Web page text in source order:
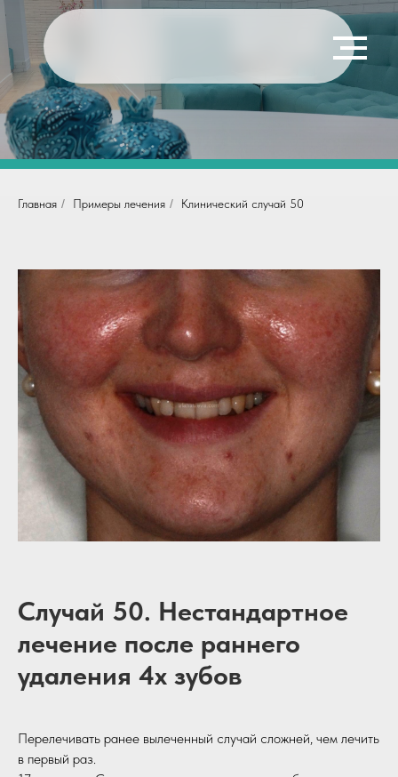
Главная / Примеры лечения / Клинический случай 50
Случай 50. Нестандартное
лечение после раннего
удаления 4х зубов
Перелечивать ранее вылеченный случай сложней, чем лечить
в первый раз.